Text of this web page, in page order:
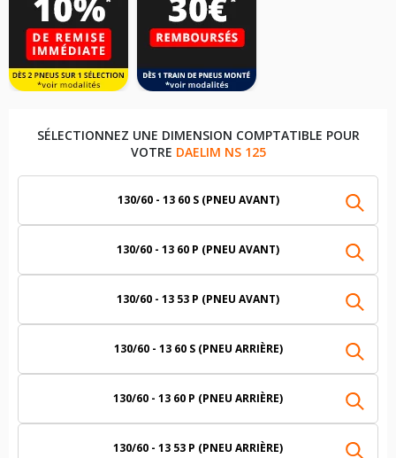
SÉLECTIONNEZ UNE DIMENSION COMPTATIBLE POUR
VOTRE DAELIM NS 125
130/60 - 13 60 S (PNEU AVANT)
130/60 - 13 60 P (PNEU AVANT)
130/60 - 13 53 P (PNEU AVANT)
130/60 - 13 60 S (PNEU ARRIÈRE)
130/60 - 13 60 P (PNEU ARRIÈRE)
130/60 - 13 53 P (PNEU ARRIÈRE)